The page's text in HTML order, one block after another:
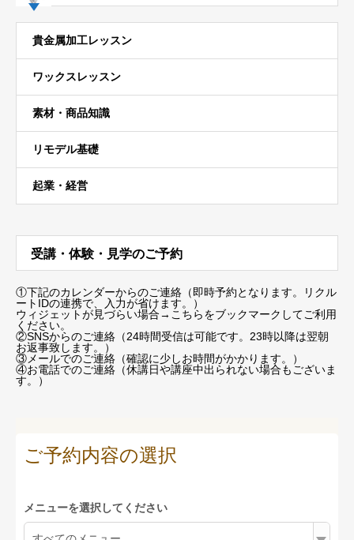
貴金属加工レッスン
ワックスレッスン
素材・商品知識
リモデル基礎
起業・経営
受講・体験・見学のご予約
①下記のカレンダーからのご連絡（即時予約となります。リクル
ートIDの連携で、入力が省けます。）
ウィジェットが見づらい場合→こちらをブックマーク してご利用
ください。
②SNSからのご連絡（24時間受信は可能です。23時以降は翌朝
お返事致します。）
③メールでのご連絡（確認に少しお時間がかかります。）
④お電話でのご連絡（休講日や講座中出られない場合もございま
す。）